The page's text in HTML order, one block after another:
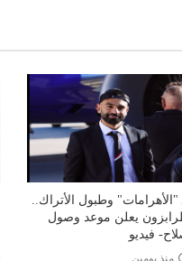
"الأهرامات" وطبول الأتراك..
يعلن موعد وصول
فيديو
منذ يومين